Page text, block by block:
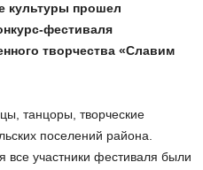
культуры прошел
фестиваля
творчества «Славим
танцоры, творческие
поселений района.
все участники фестиваля были